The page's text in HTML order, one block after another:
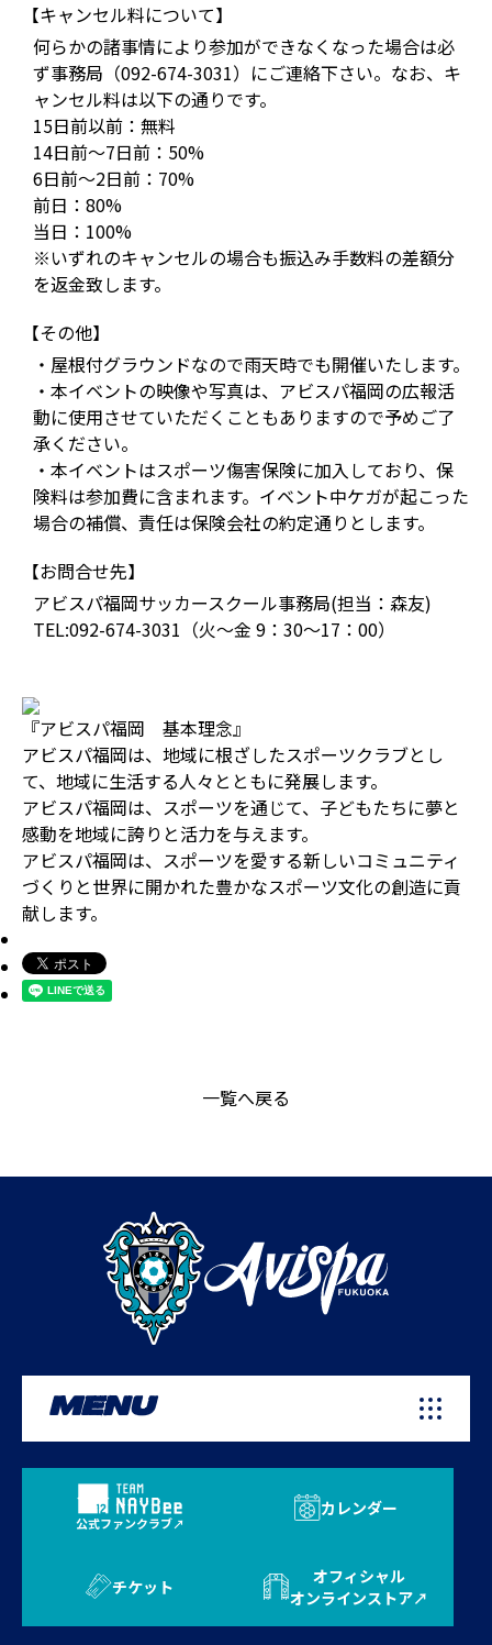
【キャンセル料について】
何らかの諸事情により参加ができなくなった場合は必
ず事務局（092-674-3031）にご連絡下さい。なお、キ
ャンセル料は以下の通りです。
15日前以前：無料
14日前～7日前：50%
6日前～2日前：70%
前日：80%
当日：100%
※いずれのキャンセルの場合も振込み手数料の差額分
を返金致します。
【その他】
・屋根付グラウンドなので雨天時でも開催いたします。
・本イベントの映像や写真は、アビスパ福岡の広報活
動に使用させていただくこともありますので予めご了
承ください。
・本イベントはスポーツ傷害保険に加入しており、保
険料は参加費に含まれます。イベント中ケガが起こった
場合の補償、責任は保険会社の約定通りとします。
【お問合せ先】
アビスパ福岡サッカースクール事務局(担当：森友)
TEL:092-674-3031（火～金 9：30～17：00）
『アビスパ福岡 基本理念』
アビスパ福岡は、地域に根ざしたスポーツクラブとし
て、地域に生活する人々とともに発展します。
アビスパ福岡は、スポーツを通じて、子どもたちに夢と
感動を地域に誇りと活力を与えます。
アビスパ福岡は、スポーツを愛する新しいコミュニティ
づくりと世界に開かれた豊かなスポーツ文化の創造に貢
献します。
一覧へ戻る
MENU
公式ファンクラブ
カレンダー
チケット
オフィシャル
オンラインストア